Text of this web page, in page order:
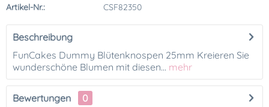
Artikel-Nr.: CSF82350
Beschreibung
FunCakes Dummy Blütenknospen 25mm Kreieren Sie
wunderschöne Blumen mit diesen... mehr
Bewertungen
0